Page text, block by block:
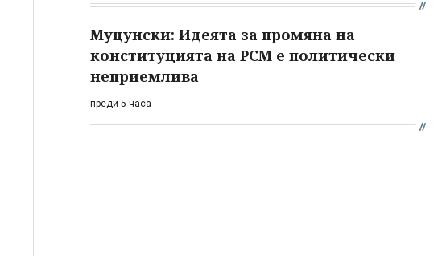
Муцунски: Идеята за промяна на
конституцията на РСМ е политически
неприемлива
преди 5 часа